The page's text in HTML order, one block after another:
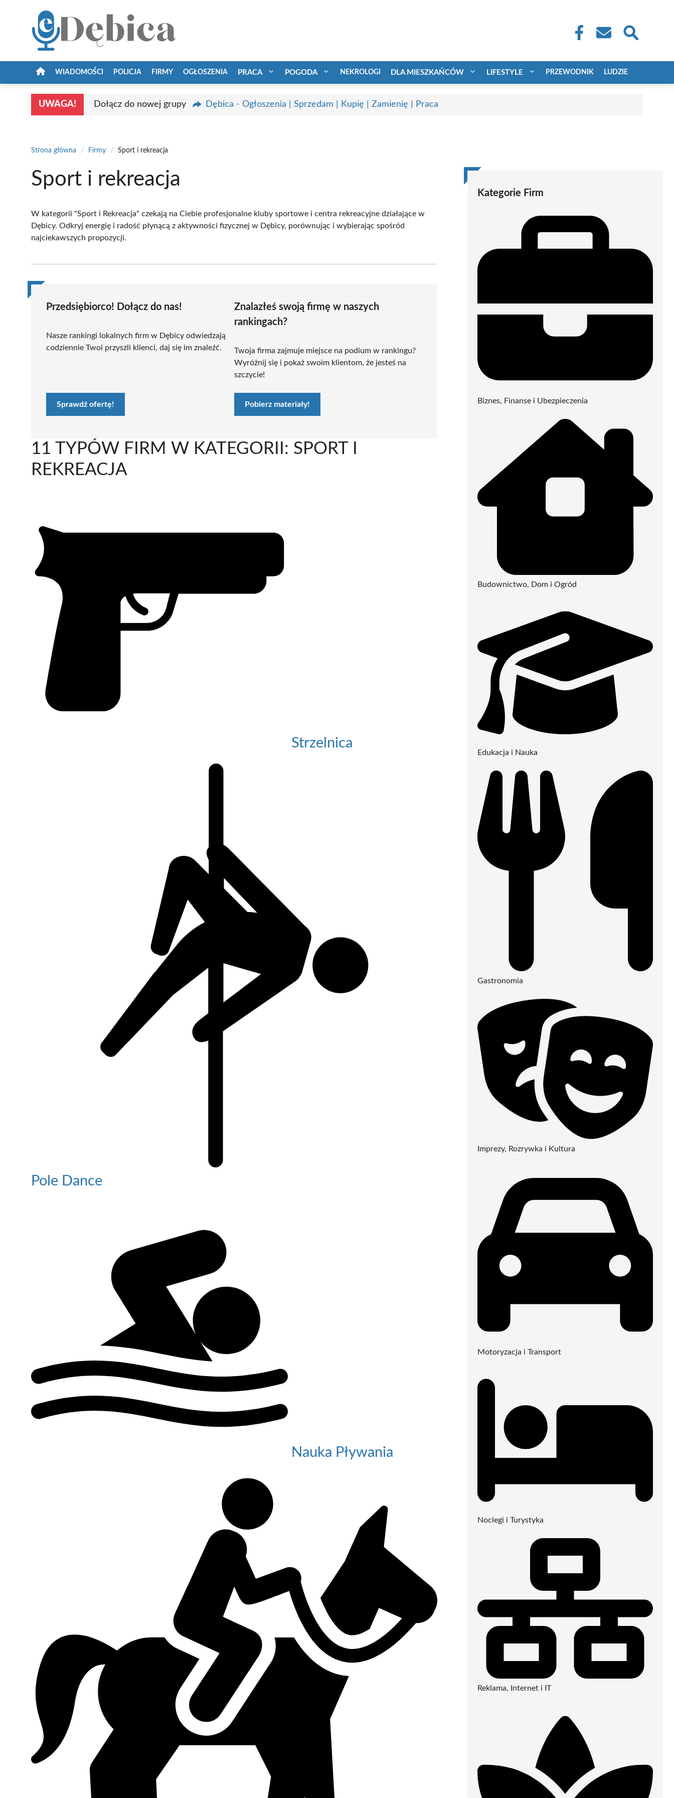
WIADOMOŚCI POLICJA FIRMY OGŁOSZENIA PRACA POGODA NEKROLOGI DLA MIESZKAŃCÓW LIFESTYLE PRZEWODNIK LUDZIE
UWAGA! Dołącz do nowej grupy Dębica - Ogłoszenia | Sprzedam | Kupię | Zamienię | Praca
Strona główna / Firmy / Sport i rekreacja
Sport i rekreacja
W kategorii "Sport i Rekreacja" czekają na Ciebie profesjonalne kluby sportowe i centra rekreacyjne działające w
Dębicy. Odkryj energię i radość płynącą z aktywności fizycznej w Dębicy, porównując i wybierając spośród
najciekawszych propozycji.
Przedsiębiorco! Dołącz do nas!
Nasze rankingi lokalnych firm w Dębicy odwiedzają
codziennie Twoi przyszli klienci, daj się im znaleźć.
Sprawdź ofertę!
Znalazłeś swoją firmę w naszych
rankingach?
Twoja firma zajmuje miejsce na podium w rankingu?
Wyróżnij się i pokaż swoim klientom, że jesteś na
szczycie!
Pobierz materiały!
11 TYPÓW FIRM W KATEGORII: SPORT I
REKREACJA
Strzelnica
Pole Dance
Nauka Pływania
Kategorie Firm
Biznes, Finanse i Ubezpieczenia
Budownictwo, Dom i Ogród
Edukacja i Nauka
Gastronomia
Imprezy, Rozrywka i Kultura
Motoryzacja i Transport
Noclegi i Turystyka
Reklama, Internet i IT